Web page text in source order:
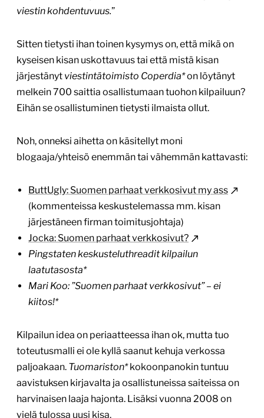
viestin kohdentuvuus.”
Sitten tietysti ihan toinen kysymys on, että mikä on
kyseisen kisan uskottavuus tai että mistä kisan
järjestänyt viestintätoimisto Coperdia*on löytänyt
melkein 700 saittia osallistumaan tuohon kilpailuun?
Eihän se osallistuminen tietysti ilmaista ollut.
Noh, onneksi aihetta on käsitellyt moni
blogaaja/yhteisö enemmän tai vähemmän kattavasti:
ButtUgly: Suomen parhaat verkkosivut my ass
(kommenteissa keskustelemassa mm. kisan
järjestäneen firman toimitusjohtaja)
Jocka: Suomen parhaat verkkosivut?
Pingstaten keskusteluthreadit kilpailun
laatutasosta*
Mari Koo: ”Suomen parhaat verkkosivut” – ei
kiitos!*
Kilpailun idea on periaatteessa ihan ok, mutta tuo
toteutusmalli ei ole kyllä saanut kehuja verkossa
paljoakaan. Tuomariston*kokoonpanokin tuntuu
aavistuksen kirjavalta ja osallistuneissa saiteissa on
harvinaisen laaja hajonta. Lisäksi vuonna 2008 on
vielä tulossa uusi kisa.